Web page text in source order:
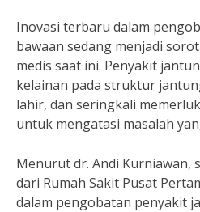
Inovasi terbaru dalam
bawaan sedang menjadi
medis saat ini. Penyakit
kelainan pada struktur
lahir, dan seringkali
untuk mengatasi masalah
Menurut dr. Andi Kurniawan,
dari Rumah Sakit Pusat
dalam pengobatan penyakit